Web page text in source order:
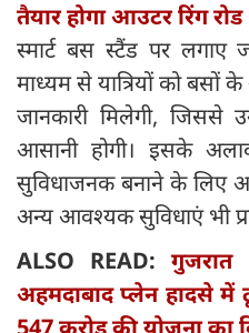
तैयार होगा आउटर रिंग रोड
स्मार्ट बस स्टैंड पर लगाए
माध्यम से यात्रियों को बसों
जानकारी मिलेगी,
आसानी होगी। इसके
सुविधाजनक बनाने के लिए
अन्य आवश्यक सुविधाएं भी
ALSO READ:
अहमदाबाद प्‍लेन हादसे में